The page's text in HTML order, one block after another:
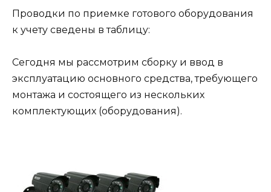
Проводки по приемке готового оборудования
к учету сведены в таблицу:
Сегодня мы рассмотрим сборку и ввод в
эксплуатацию основного средства, требующего
монтажа и состоящего из нескольких
комплектующих (оборудования).